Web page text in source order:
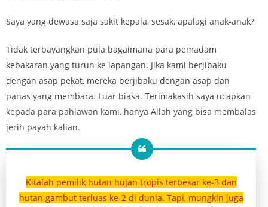
Saya yang dewasa saja sakit kepala, sesak, apalagi anak-anak?
Tidak terbayangkan pula bagaimana para pemadam
kebakaran yang turun ke lapangan. Jika kami berjibaku
dengan asap pekat, mereka berjibaku dengan asap dan
panas yang membara. Luar biasa. Terimakasih saya ucapkan
kepada para pahlawan kami, hanya Allah yang bisa membalas
jerih payah kalian.
Kitalah pemilik hutan hujan tropis terbesar ke-3 dan
hutan gambut terluas ke-2 di dunia. Tapi, mungkin juga